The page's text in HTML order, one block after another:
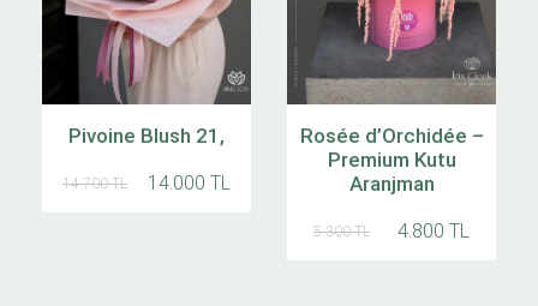
Pivoine Blush 21,
14.700 TL 14.000 TL
Rosée d’Orchidée –
Premium Kutu
Aranjman
5.300 TL 4.800 TL